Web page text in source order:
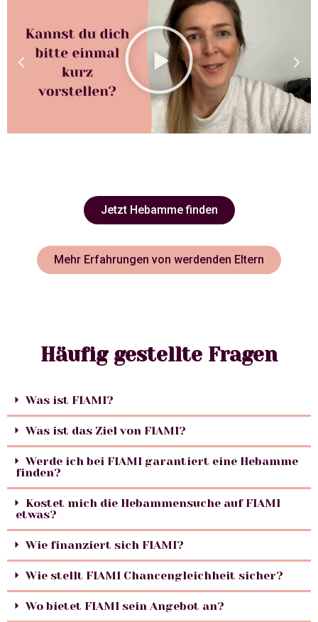
Jetzt Hebamme finden
Mehr Erfahrungen von werdenden Eltern
Häufig gestellte Fragen
Was ist FIAMI?
Was ist das Ziel von FIAMI?
Werde ich bei FIAMI garantiert eine Hebamme
finden?
Kostet mich die Hebammensuche auf FIAMI
etwas?
Wie finanziert sich FIAMI?
Wie stellt FIAMI Chancengleichheit sicher?
Wo bietet FIAMI sein Angebot an?